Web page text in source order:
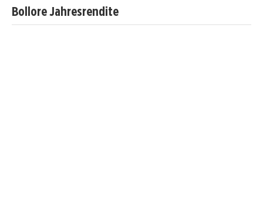
Bollore Jahresrendite